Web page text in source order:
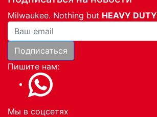
Milwaukee. Nothing but HEAVY DUTY
Ваша почта
Подписаться
Пишите нам:
Мы в соцсетях